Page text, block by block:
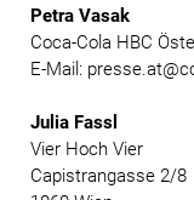
Petra Vasak
Coca-Cola HBC
E-Mail:
Julia Fassl
Vier Hoch Vier
Capistrangasse 2/8